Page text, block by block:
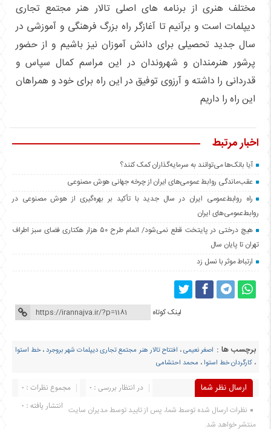
مختلف هنری از برنامه های اصلی تالار هنر مجتمع تجاری
دیپلمات است و برآنیم تا آغازگر راه بزرگ فرهنگی و آموزشی در
سال جدید تحصیلی برای دانش آموزان نیز باشیم و از حضور
پرشور هنرمندان و شهروندان در این مراسم کمال سپاس و
قدردانی را داشته و آرزوی توفیق در این راه برای خود و همراهان
این راه را داریم
اخبار مرتبط
آیا بانک‌ها می‌توانند به سرمایه‌گذاران کمک کنند؟
عقب‌ماندگی روابط عمومی‌های ایران از چرخه جهانی هوش مصنوعی
راه روابط‌عمومی ایران در سال جدید با تأکید بر بهره‌گیری از هوش مصنوعی در
روابط‌عمومی‌های ایران
هیچ درختی در پایتخت قطع نمی‌شود/ اتمام طرح ۵۰ هزار هکتاری فضای سبز اطراف
تهران تا پایان سال
ارتباط موثر با نسل زد
لینک کوتاه
برچسب ها : اصغر نعیمی، افتتاح تالار هنر مجتمع تجاری دیپلمات شهر بروجرد،خط استوا
، کارگردان خط استوا ، محمد احتشامی
ارسال نظر شما مجموع نظرات : 0
در انتظار بررسی : 0
انتشار یافته : 0 نظرات ارسال شده توسط شما، پس از تایید توسط مدیران سایت
منتشر خواهد شد.